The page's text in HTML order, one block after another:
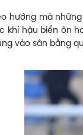
hướng mà
khí hậu biển ôn
vào sân bằng